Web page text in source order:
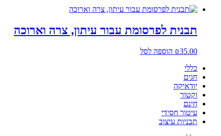
תבנית לפרסומת עבור עיתון, צרה וארוכה
₪35.00
הוספה לסל
כללי
חגים
יודאיקה
וקטור
חינם
עיטור חסידי
תבניות עיצוב